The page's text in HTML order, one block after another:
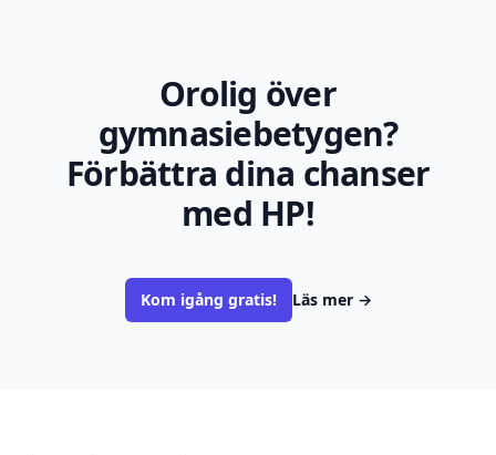
Orolig över
gymnasiebetygen?
Förbättra dina chanser
med HP!
Kom igång gratis! Läs mer →